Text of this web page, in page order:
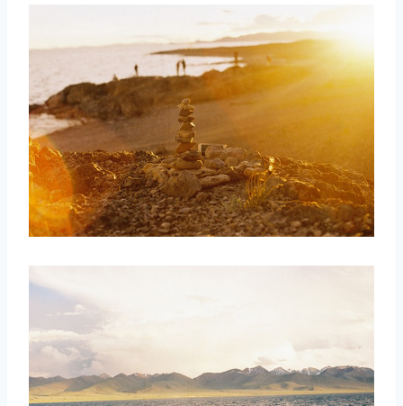
取消 搜索